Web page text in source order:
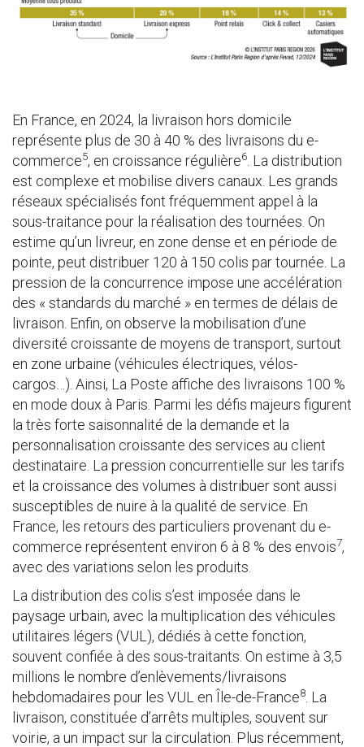
En France, en 2024, la livraison hors domicile
représente plus de 30 à 40 % des livraisons du e-
commerce5, en croissance régulière6 . La distribution
est complexe et mobilise divers canaux. Les grands
réseaux spécialisés font fréquemment appel à la
sous-traitance pour la réalisation des tournées. On
estime qu’un livreur, en zone dense et en période de
pointe, peut distribuer 120 à 150 colis par tournée. La
pression de la concurrence impose une accélération
des « standards du marché » en termes de délais de
livraison. Enfin, on observe la mobilisation d’une
diversité croissante de moyens de transport, surtout
en zone urbaine (véhicules électriques, vélos-
cargos…). Ainsi, La Poste affiche des livraisons 100 %
en mode doux à Paris. Parmi les défis majeurs figurent
la très forte saisonnalité de la demande et la
personnalisation croissante des services au client
destinataire. La pression concurrentielle sur les tarifs
et la croissance des volumes à distribuer sont aussi
susceptibles de nuire à la qualité de service. En
France, les retours des particuliers provenant du e-
commerce représentent environ 6 à 8 % des envois7,
avec des variations selon les produits.
La distribution des colis s’est imposée dans le
paysage urbain, avec la multiplication des véhicules
utilitaires légers (VUL), dédiés à cette fonction,
souvent confiée à des sous-traitants. On estime à 3,5
millions le nombre d’enlèvements/livraisons
hebdomadaires pour les VUL en Île-de-France8 . La
livraison, constituée d’arrêts multiples, souvent sur
voirie, a un impact sur la circulation. Plus récemment,